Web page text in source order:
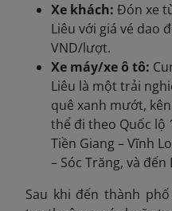
Xe khách: Đón xe
Liêu với giá vé dao
VND/lượt.
Xe máy/xe ô tô:
Liêu là một trải
quê xanh mướt,
thể đi theo Quốc lộ
Tiền Giang – Vĩnh
– Sóc Trăng, và đến
Sau khi đến thành